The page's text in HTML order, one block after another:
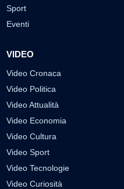
Sport
Eventi
VIDEO
Video Cronaca
Video Politica
Video Attualità
Video Economia
Video Cultura
Video Sport
Video Tecnologie
Video Curiosità